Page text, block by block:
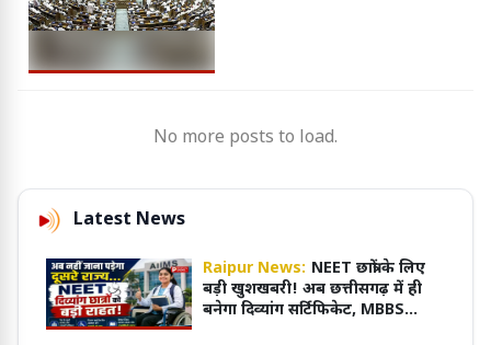
No more posts to load.
Latest News
Raipur News: NEET छात्रों के लिए
बड़ी खुशखबरी! अब छत्तीसगढ़ में ही
बनेगा दिव्यांग सर्टिफिकेट, MBBS